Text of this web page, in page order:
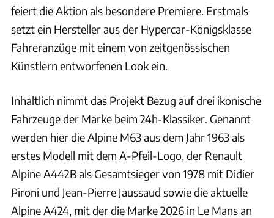
feiert die Aktion als besondere Premiere. Erstmals
setzt ein Hersteller aus der Hypercar-Königsklasse
Fahreranzüge mit einem von zeitgenössischen
Künstlern entworfenen Look ein.
Inhaltlich nimmt das Projekt Bezug auf drei ikonische
Fahrzeuge der Marke beim 24h-Klassiker. Genannt
werden hier die Alpine M63 aus dem Jahr 1963 als
erstes Modell mit dem A-Pfeil-Logo, der Renault
Alpine A442B als Gesamtsieger von 1978 mit Didier
Pironi und Jean-Pierre Jaussaud sowie die aktuelle
Alpine A424, mit der die Marke 2026 in Le Mans an